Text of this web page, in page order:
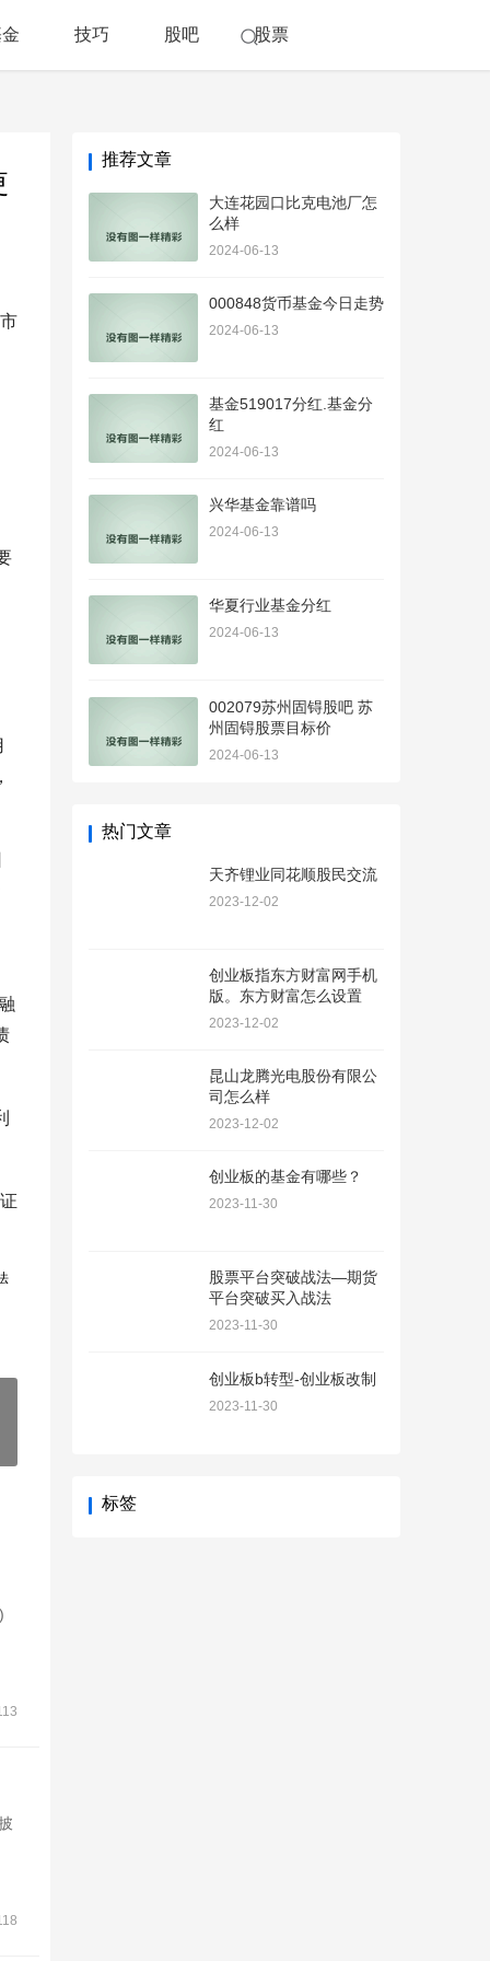
技巧 股吧 股票
推荐文章
大连花园口比克电池厂怎
么样
2024-06-13
000848货币基金今日走势
2024-06-13
基金519017分红.基金分
红
2024-06-13
兴华基金靠谱吗
2024-06-13
华夏行业基金分红
2024-06-13
002079苏州固锝股吧 苏
州固锝股票目标价
2024-06-13
热门文章
天齐锂业同花顺股民交流
2023-12-02
创业板指东方财富网手机
版。东方财富怎么设置
2023-12-02
昆山龙腾光电股份有限公
司怎么样
2023-12-02
创业板的基金有哪些？
2023-11-30
股票平台突破战法—期货
平台突破买入战法
2023-11-30
创业板b转型-创业板改制
2023-11-30
标签